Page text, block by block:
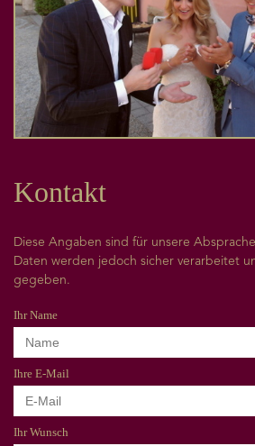
Kontakt
Diese Angaben sind für unsere
Daten werden jedoch sicher verarbeitet
gegeben.
Ihr Name
Ihre E-Mail
Ihr Wunsch